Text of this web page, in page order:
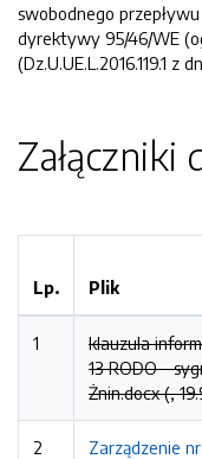
swobodnego
dyrektywy 95/46/WE
(Dz.U.UE.L.2016.119.1 z
Załączniki
Lp. Plik
1
klauzula
13 RODO -
Żnin.docx (,
2
Zarządzenie